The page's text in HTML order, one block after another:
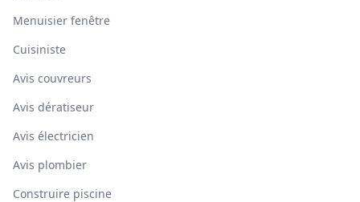
Menuisier fenêtre
Cuisiniste
Avis couvreurs
Avis dératiseur
Avis électricien
Avis plombier
Construire piscine